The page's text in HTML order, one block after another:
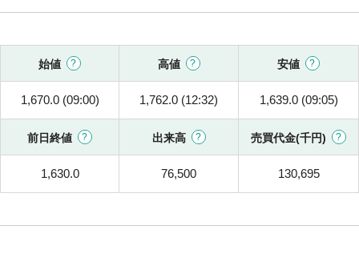
始値 高値 安値
1,670.0 (09:00) 1,762.0 (12:32) 1,639.0 (09:05)
前日終値 出来高 売買代金(千円)
1,630.0 76,500 130,695